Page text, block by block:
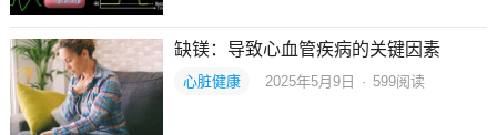
缺镁：导致心血管疾病的关键因素
心脏健康 2025年5月9日 · 599阅读